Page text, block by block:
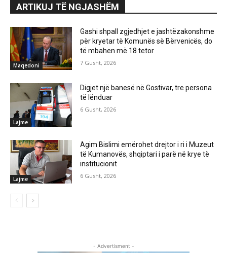
ARTIKUJ TË NGJASHËM
Maqedoni
Gashi shpall zgjedhjet e jashtëzakonshme
për kryetar të Komunës së Bërvenicës, do
të mbahen më 18 tetor
7 Gusht, 2026
Lajme
Digjet një banesë në Gostivar, tre persona
të lënduar
6 Gusht, 2026
Lajme
Agim Bislimi emërohet drejtor i ri i Muzeut
të Kumanovës, shqiptari i parë në krye të
institucionit
6 Gusht, 2026
- Advertisment -